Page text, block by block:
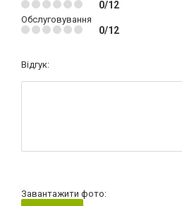
0/12
Обслуговування
0/12
Відгук:
Завантажити фото: